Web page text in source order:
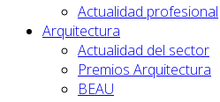
Actualidad profesional
Arquitectura
Actualidad del sector
Premios Arquitectura
BEAU